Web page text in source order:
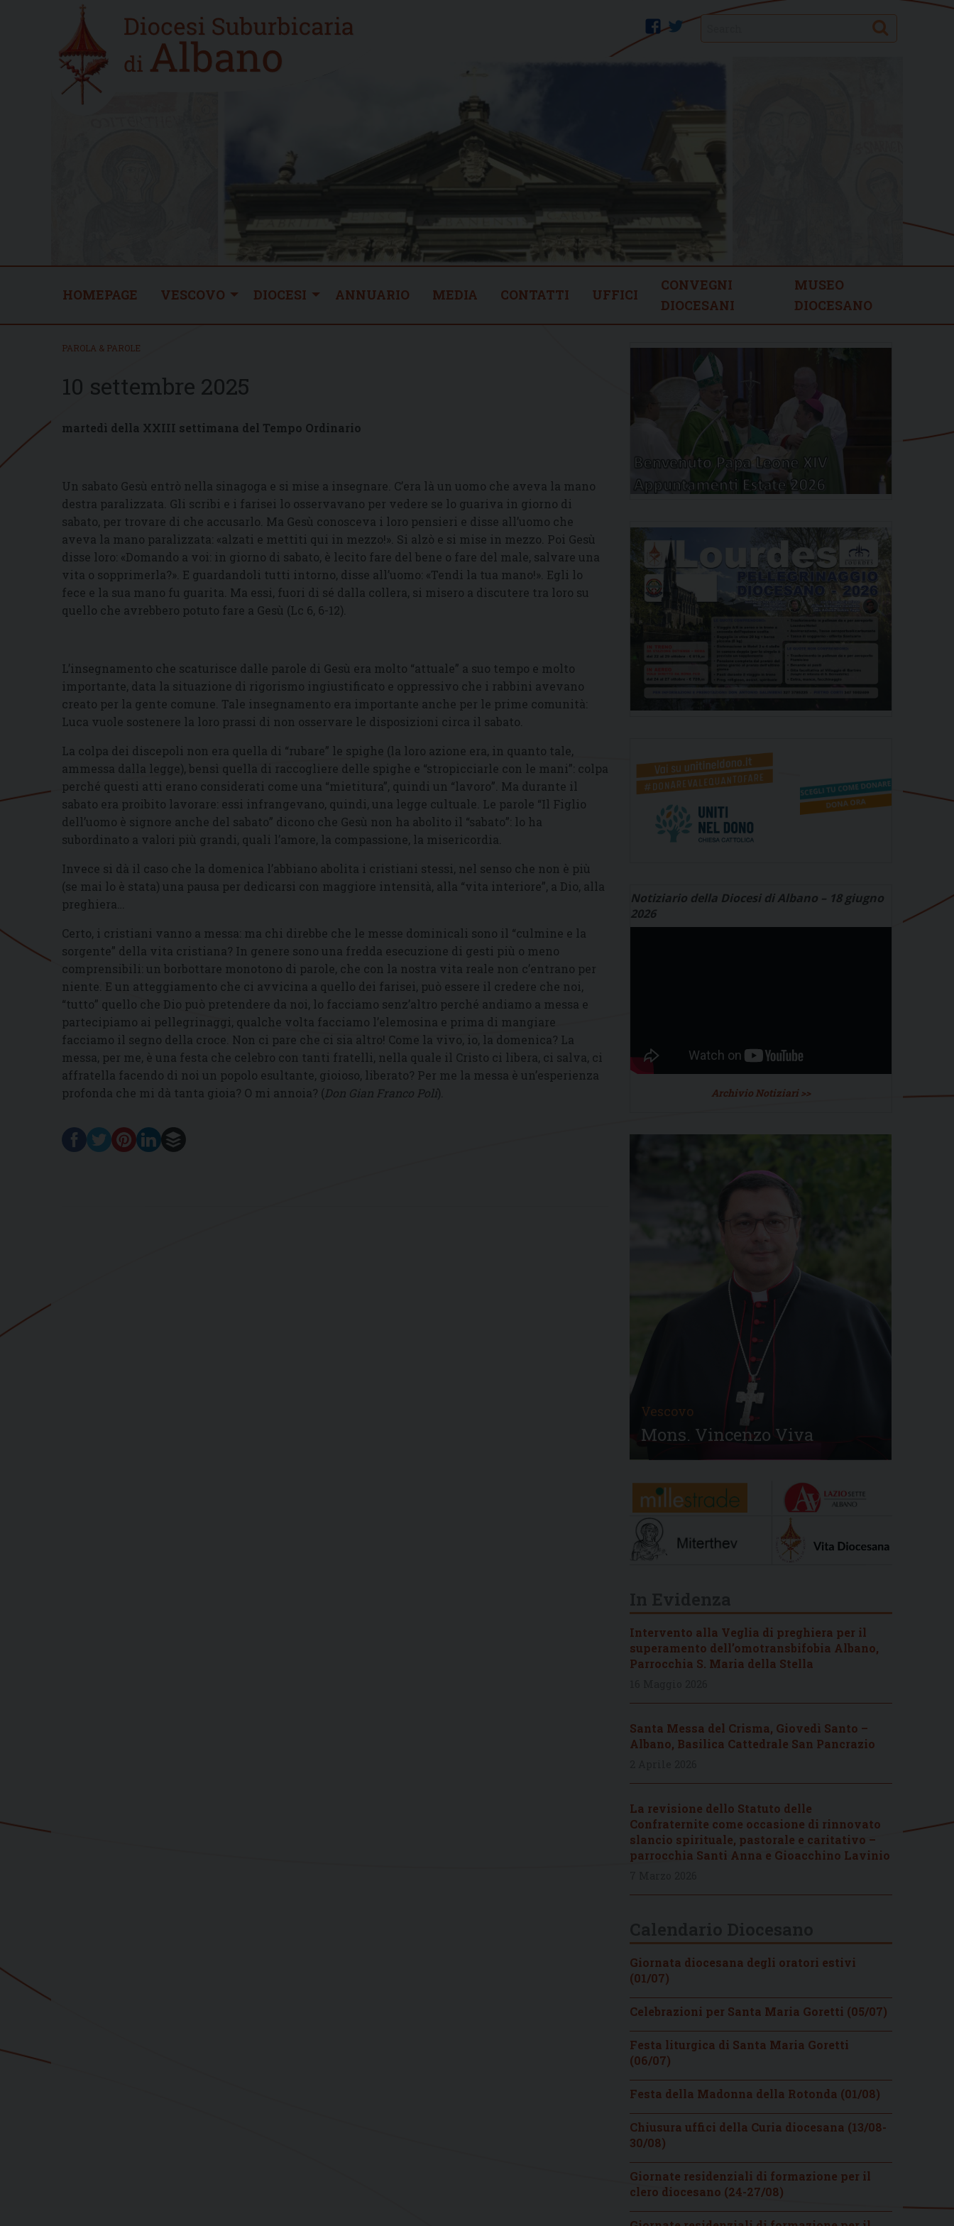
Home
new
twitter
facebook Search
HOMEPAGE VESCOVO DIOCESI ANNUARIO MEDIA CONTATTI UFFICI
CONVEGNI
DIOCESANI
MUSEO
DIOCESANO
PAROLA & PAROLE
10 settembre 2025
martedì della XXIII settimana del Tempo Ordinario
Un sabato Gesù entrò nella sinagoga e si mise a insegnare. C’era là un uomo che aveva la mano
destra paralizzata. Gli scribi e i farisei lo osservavano per vedere se lo guariva in giorno di
sabato, per trovare di che accusarlo. Ma Gesù conosceva i loro pensieri e disse all’uomo che
aveva la mano paralizzata: «alzati e mettiti qui in mezzo!». Si alzò e si mise in mezzo. Poi Gesù
disse loro: «Domando a voi: in giorno di sabato, è lecito fare del bene o fare del male, salvare una
vita o sopprimerla?». E guardandoli tutti intorno, disse all’uomo: «Tendi la tua mano!». Egli lo
fece e la sua mano fu guarita. Ma essi, fuori di sé dalla collera, si misero a discutere tra loro su
quello che avrebbero potuto fare a Gesù (Lc 6, 6-12).
L’insegnamento che scaturisce dalle parole di Gesù era molto “attuale” a suo tempo e molto
importante, data la situazione di rigorismo ingiustificato e oppressivo che i rabbini avevano
creato per la gente comune. Tale insegnamento era importante anche per le prime comunità:
Luca vuole sostenere la loro prassi di non osservare le disposizioni circa il sabato.
La colpa dei discepoli non era quella di “rubare” le spighe (la loro azione era, in quanto tale,
ammessa dalla legge), bensì quella di raccogliere delle spighe e “stropicciarle con le mani”: colpa
perché questi atti erano considerati come una “mietitura”, quindi un “lavoro”. Ma durante il
sabato era proibito lavorare: essi infrangevano, quindi, una legge cultuale. Le parole “Il Figlio
dell’uomo è signore anche del sabato” dicono che Gesù non ha abolito il “sabato”: lo ha
subordinato a valori più grandi, quali l’amore, la compassione, la misericordia.
Invece si dà il caso che la domenica l’abbiano abolita i cristiani stessi, nel senso che non è più
(se mai lo è stata) una pausa per dedicarsi con maggiore intensità, alla “vita interiore”, a Dio, alla
preghiera…
Certo, i cristiani vanno a messa: ma chi direbbe che le messe dominicali sono il “culmine e la
sorgente” della vita cristiana? In genere sono una fredda esecuzione di gesti più o meno
comprensibili: un borbottare monotono di parole, che con la nostra vita reale non c’entrano per
niente. E un atteggiamento che ci avvicina a quello dei farisei, può essere il credere che noi,
“tutto” quello che Dio può pretendere da noi, lo facciamo senz’altro perché andiamo a messa e
partecipiamo ai pellegrinaggi, qualche volta facciamo l’elemosina e prima di mangiare
facciamo il segno della croce. Non ci pare che ci sia altro! Come la vivo, io, la domenica? La
messa, per me, è una festa che celebro con tanti fratelli, nella quale il Cristo ci libera, ci salva, ci
affratella facendo di noi un popolo esultante, gioioso, liberato? Per me la messa è un’esperienza
profonda che mi dà tanta gioia? O mi annoia? (Don Gian Franco Poli).
Notiziario della Diocesi di Albano – 18 giugno
2026
Archivio Notiziari >>
Vescovo
Mons. Vincenzo Viva
Intervento alla Veglia di preghiera per il
superamento dell’omotransbifobia Albano,
Parrocchia S. Maria della Stella
Santa Messa del Crisma, Giovedì Santo –
Albano, Basilica Cattedrale San Pancrazio
La revisione dello Statuto delle
Confraternite come occasione di rinnovato
slancio spirituale, pastorale e caritativo –
parrocchia Santi Anna e Gioacchino Lavinio
Giornata diocesana degli oratori estivi
(01/07)
Celebrazioni per Santa Maria Goretti (05/07)
Festa liturgica di Santa Maria Goretti
(06/07)
Festa della Madonna della Rotonda (01/08)
Chiusura uffici della Curia diocesana (13/08-
30/08)
Giornate residenziali di formazione per il
clero diocesano (24-27/08)